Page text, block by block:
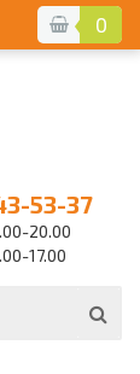
0
53-37
20.00
17.00